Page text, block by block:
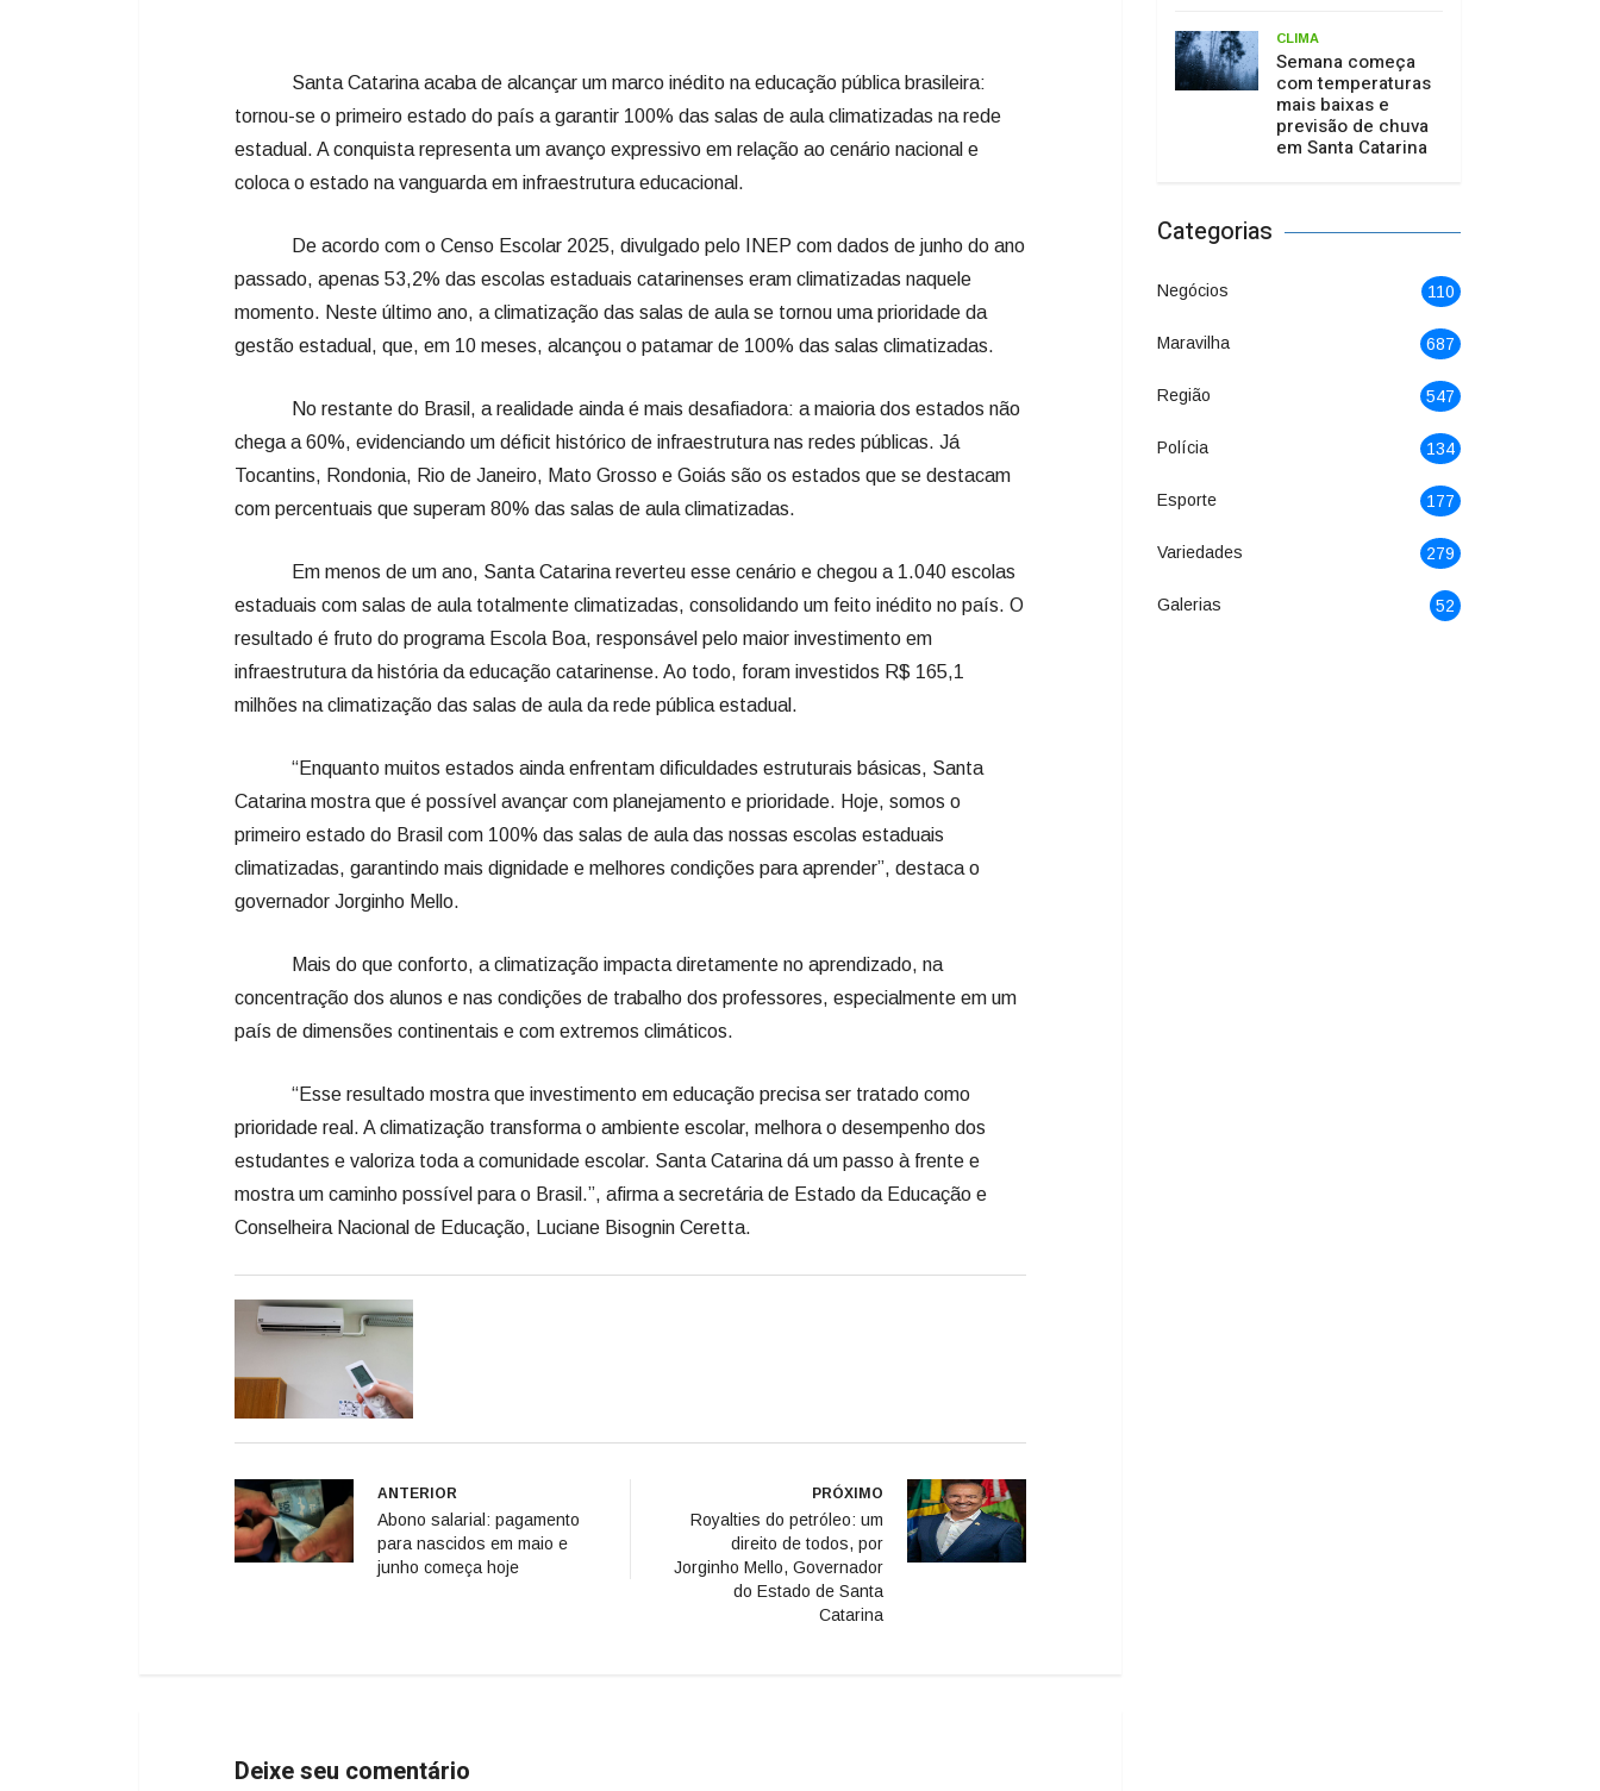
Santa Catarina acaba de alcançar um marco inédito na educação pública brasileira:
tornou-se o primeiro estado do país a garantir 100% das salas de aula climatizadas na rede
estadual. A conquista representa um avanço expressivo em relação ao cenário nacional e
coloca o estado na vanguarda em infraestrutura educacional.
De acordo com o Censo Escolar 2025, divulgado pelo INEP com dados de junho do ano
passado, apenas 53,2% das escolas estaduais catarinenses eram climatizadas naquele
momento. Neste último ano, a climatização das salas de aula se tornou uma prioridade da
gestão estadual, que, em 10 meses, alcançou o patamar de 100% das salas climatizadas.
No restante do Brasil, a realidade ainda é mais desafiadora: a maioria dos estados não
chega a 60%, evidenciando um déficit histórico de infraestrutura nas redes públicas. Já
Tocantins, Rondonia, Rio de Janeiro, Mato Grosso e Goiás são os estados que se destacam
com percentuais que superam 80% das salas de aula climatizadas.
Em menos de um ano, Santa Catarina reverteu esse cenário e chegou a 1.040 escolas
estaduais com salas de aula totalmente climatizadas, consolidando um feito inédito no país. O
resultado é fruto do programa Escola Boa, responsável pelo maior investimento em
infraestrutura da história da educação catarinense. Ao todo, foram investidos R$ 165,1
milhões na climatização das salas de aula da rede pública estadual.
“Enquanto muitos estados ainda enfrentam dificuldades estruturais básicas, Santa
Catarina mostra que é possível avançar com planejamento e prioridade. Hoje, somos o
primeiro estado do Brasil com 100% das salas de aula das nossas escolas estaduais
climatizadas, garantindo mais dignidade e melhores condições para aprender”, destaca o
governador Jorginho Mello.
Mais do que conforto, a climatização impacta diretamente no aprendizado, na
concentração dos alunos e nas condições de trabalho dos professores, especialmente em um
país de dimensões continentais e com extremos climáticos.
“Esse resultado mostra que investimento em educação precisa ser tratado como
prioridade real. A climatização transforma o ambiente escolar, melhora o desempenho dos
estudantes e valoriza toda a comunidade escolar. Santa Catarina dá um passo à frente e
mostra um caminho possível para o Brasil.”, afirma a secretária de Estado da Educação e
Conselheira Nacional de Educação, Luciane Bisognin Ceretta.
ANTERIOR
Abono salarial: pagamento
para nascidos em maio e
junho começa hoje
PRÓXIMO
Royalties do petróleo: um
direito de todos, por
Jorginho Mello, Governador
do Estado de Santa
Catarina
Deixe seu comentário
CLIMA
Semana começa
com temperaturas
mais baixas e
previsão de chuva
em Santa Catarina
Categorias
Negócios 110
Maravilha 687
Região 547
Polícia 134
Esporte 177
Variedades 279
Galerias 52